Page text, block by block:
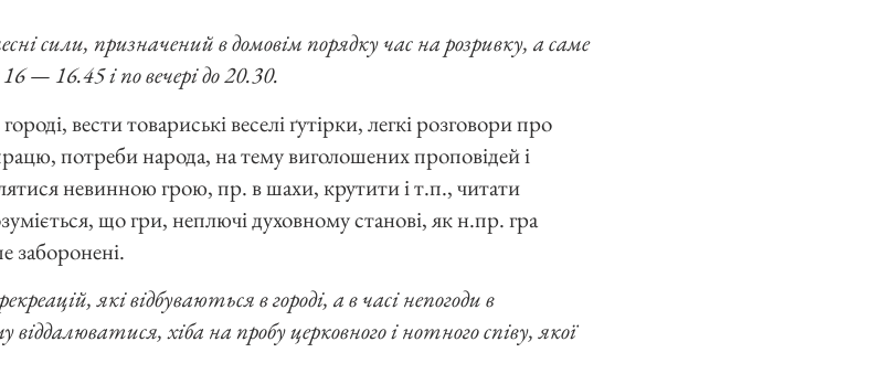
сили, призначений в домовім порядку час на розривку, а саме
16 — 16.45 і по вечері до 20.30.
вести товариські веселі ґутірки, легкі розговори про
потреби народа, на тему виголошених проповідей і
невинною грою, пр. в шахи, крутити і т.п., читати
що гри, неплючі духовному станові, як н.пр. гра
заборонені.
які відбуваються в городі, а в часі непогоди в
хіба на пробу церковного і нотного співу, якої